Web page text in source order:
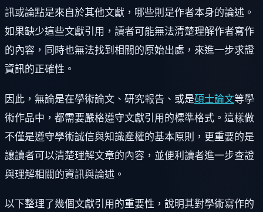
訊或論點是來自於其他文獻，哪些則是作者本身的論述。
如果缺少這些文獻引用，讀者可能無法清楚理解作者寫作
的內容，同時也無法找到相關的原始出處，來進一步求證
資訊的正確性。
因此，無論是在學術論文、研究報告、或是碩士論文等學
術作品中，都需要嚴格遵守文獻引用的標準格式。這樣做
不僅是遵守學術誠信與知識產權的基本原則，更重要的是
讓讀者可以清楚理解文章的內容，並便利讀者進一步查證
與理解相關的資訊與論述。
以下整理了幾個文獻引用的重要性，說明其對學術寫作的